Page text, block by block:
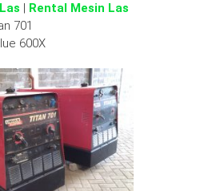
| Rental Mesin Las
701
600X